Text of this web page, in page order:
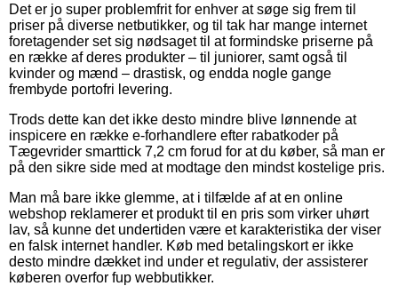
Det er jo super problemfrit for enhver at søge sig frem til
priser på diverse netbutikker, og til tak har mange internet
foretagender set sig nødsaget til at formindske priserne på
en række af deres produkter – til juniorer, samt også til
kvinder og mænd – drastisk, og endda nogle gange
frembyde portofri levering.
Trods dette kan det ikke desto mindre blive lønnende at
inspicere en række e-forhandlere efter rabatkoder på
Tægevrider smarttick 7,2 cm forud for at du køber, så man er
på den sikre side med at modtage den mindst kostelige pris.
Man må bare ikke glemme, at i tilfælde af at en online
webshop reklamerer et produkt til en pris som virker uhørt
lav, så kunne det undertiden være et karakteristika der viser
en falsk internet handler. Køb med betalingskort er ikke
desto mindre dækket ind under et regulativ, der assisterer
køberen overfor fup webbutikker.